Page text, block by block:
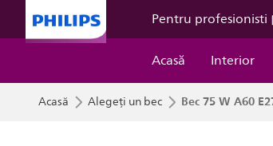
Pentru profesionisti
Acasă
Interior
Acasă Alegeți un bec Bec 75 W A60